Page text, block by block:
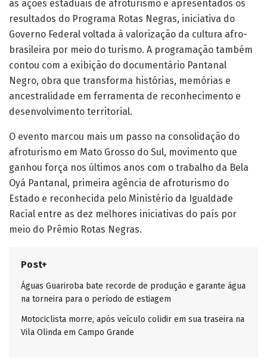
as ações estaduais de afroturismo e apresentados os
resultados do Programa Rotas Negras, iniciativa do
Governo Federal voltada à valorização da cultura afro-
brasileira por meio do turismo. A programação também
contou com a exibição do documentário Pantanal
Negro, obra que transforma histórias, memórias e
ancestralidade em ferramenta de reconhecimento e
desenvolvimento territorial.
O evento marcou mais um passo na consolidação do
afroturismo em Mato Grosso do Sul, movimento que
ganhou força nos últimos anos com o trabalho da Bela
Oyá Pantanal, primeira agência de afroturismo do
Estado e reconhecida pelo Ministério da Igualdade
Racial entre as dez melhores iniciativas do país por
meio do Prêmio Rotas Negras.
Post+
Águas Guariroba bate recorde de produção e garante água
na torneira para o período de estiagem
Motociclista morre, após veículo colidir em sua traseira na
Vila Olinda em Campo Grande